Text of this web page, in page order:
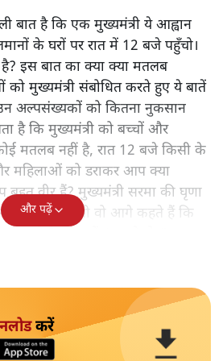
बात है कि एक मुख्यमंत्री ये आह्वान
के घरों पर रात में 12 बजे पहुँचो।
इस बात का क्या क्या मतलब
को मुख्यमंत्री संबोधित करते हुए ये बातें
अल्पसंख्यकों को कितना नुकसान
है कि मुख्यमंत्री को बच्चों और
मतलब नहीं है, रात 12 बजे किसी के
महिलाओं को डराकर आप क्या
वीर हैं? मुख्यमंत्री सरमा की घृणा
यहीं नहीं रुकती वो आगे कहते हैं कि
और पढ़ें
करें